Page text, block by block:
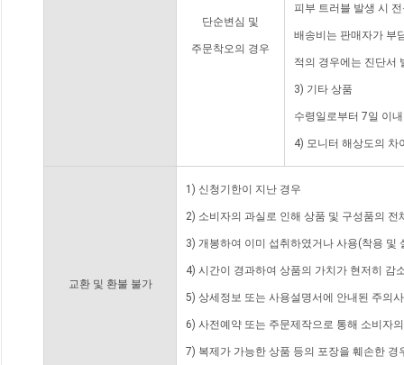
단순변심 및
주문착오의 경우
피부 트러블 발생 시
배송비는 판매자가 부
적의 경우에는 진단서
3) 기타 상품
수령일로부터 7일 이
4) 모니터 해상도의 차
교환 및 환불 불가
1) 신청기한이 지난 경우
2) 소비자의 과실로 인해 상품 및 구성품의
3) 개봉하여 이미 섭취하였거나 사용(착용 및
4) 시간이 경과하여 상품의 가치가 현저히 감
5) 상세정보 또는 사용설명서에 안내된 주의
6) 사전예약 또는 주문제작으로 통해 소비자
7) 복제가 가능한 상품 등의 포장을 훼손한 경